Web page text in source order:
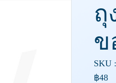
ถุ
ข
SKU
฿48